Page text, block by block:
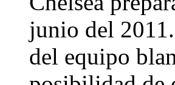
junio del
del equipo